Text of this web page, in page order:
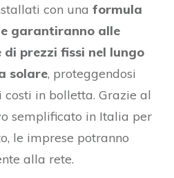
con una formula
garantiranno alle
prezzi fissi nel lungo
solare, proteggendosi
in bolletta. Grazie al
semplificato in Italia per
le imprese potranno
alla rete.